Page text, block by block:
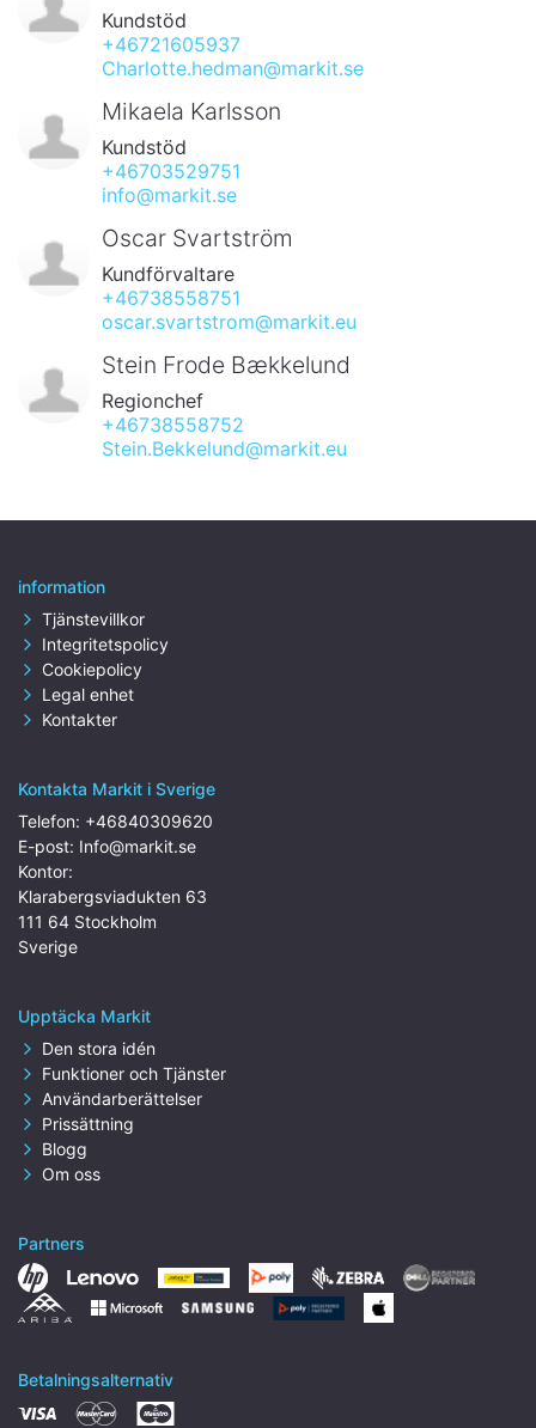
Kundstöd
+46721605937
Charlotte.hedman@markit.se
Mikaela Karlsson
Kundstöd
+46703529751
info@markit.se
Oscar Svartström
Kundförvaltare
+46738558751
oscar.svartstrom@markit.eu
Stein Frode Bækkelund
Regionchef
+46738558752
Stein.Bekkelund@markit.eu
information
Tjänstevillkor
Integritetspolicy
Cookiepolicy
Legal enhet
Kontakter
Kontakta Markit i Sverige
Telefon: +46840309620
E-post: Info@markit.se
Kontor:
Klarabergsviadukten 63
111 64 Stockholm
Sverige
Upptäcka Markit
Den stora idén
Funktioner och Tjänster
Användarberättelser
Prissättning
Blogg
Om oss
Partners
Betalningsalternativ